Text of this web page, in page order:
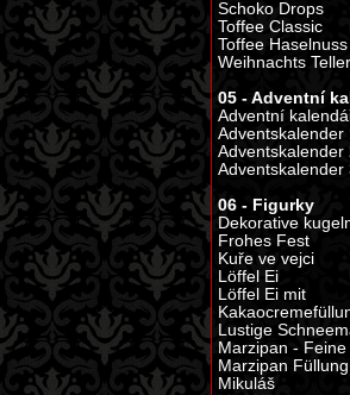
Schoko Drops
Toffee Classic
Toffee Haselnuss
Weihnachts Teller
05 - Adventní
Adventní
Adventskalender
Adventskalender
Adventskalender
06 - Figurky
Dekorative
Frohes Fest
Kuře ve vejci
Löffel Ei
Löffel Ei mit
Lustige
Marzipan -
Marzipan Füllung
Mikuláš